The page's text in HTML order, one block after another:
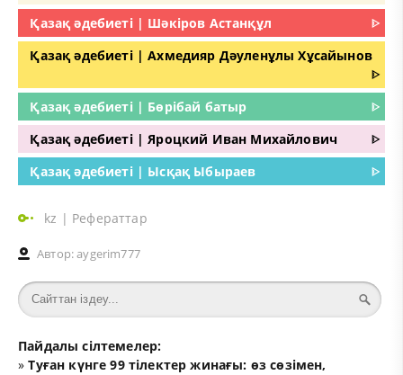
Қазақ әдебиеті | Шәкіров Астанқұл
ᐈ
Қазақ әдебиеті | Ахмедияр Дәуленұлы Хұсайынов
ᐈ
Қазақ әдебиеті | Бөрібай батыр
ᐈ
Қазақ әдебиеті | Яроцкий Иван Михайлович
ᐈ
Қазақ әдебиеті | Ысқақ Ыбыраев
ᐈ
kz | Рефераттар
Автор:aygerim777
Пайдалы сілтемелер:
»Туған күнге 99 тілектер жинағы: өз сөзімен,